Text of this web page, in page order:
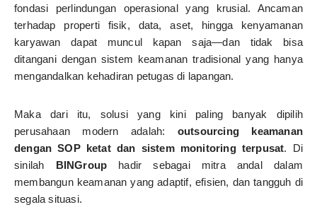
fondasi perlindungan operasional yang krusial. Ancaman
terhadap properti fisik, data, aset, hingga kenyamanan
karyawan dapat muncul kapan saja—dan tidak bisa
ditangani dengan sistem keamanan tradisional yang hanya
mengandalkan kehadiran petugas di lapangan.
Maka dari itu, solusi yang kini paling banyak dipilih
perusahaan modern adalah: outsourcing keamanan
dengan SOP ketat dan sistem monitoring terpusat. Di
sinilah BINGroup hadir sebagai mitra andal dalam
membangun keamanan yang adaptif, efisien, dan tangguh di
segala situasi.